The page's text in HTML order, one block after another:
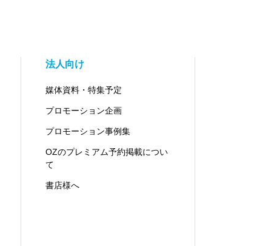
法人向け
媒体資料・特集予定
プロモーション企画
プロモーション事例集
OZのプレミアム予約掲載につい
て
書店様へ